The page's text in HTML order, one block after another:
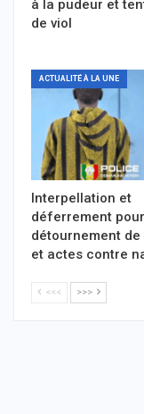
à la pudeur et
de viol
ACTUALITÉ À LA UNE
Interpellation et
déferrement pour
détournement de
et actes contre
<<< >>>